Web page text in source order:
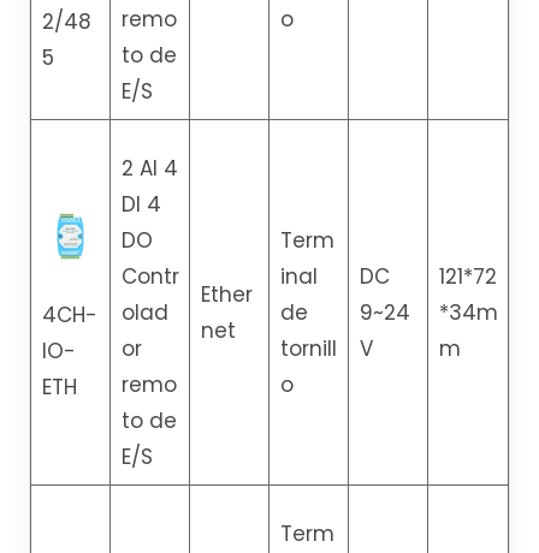
2/48
5
remo
to de
E/S
o
4CH-
IO-
ETH
2 AI 4
DI 4
DO
Contr
olad
or
remo
to de
E/S
Ether
net
Term
inal
de
tornill
o
DC
9~24
V
121*72
*34m
m
Term